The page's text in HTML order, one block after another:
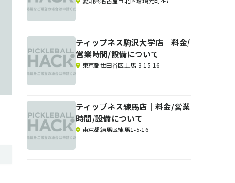
ティップネス駒沢大学店｜料金/
営業時間/設備について
東京都世田谷区上馬 3-15-16
ティップネス練馬店｜料金/営業
時間/設備について
東京都練馬区練馬1-5-16